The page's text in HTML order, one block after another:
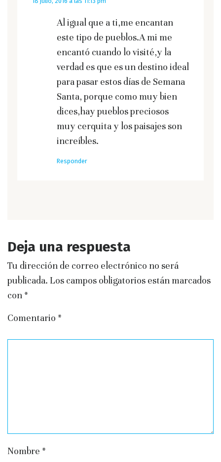
Al igual que a ti,me encantan
este tipo de pueblos.A mi me
encantó cuando lo visité,y la
verdad es que es un destino ideal
para pasar estos días de Semana
Santa, porque como muy bien
dices,hay pueblos preciosos
muy cerquita y los paisajes son
increíbles.
Responder
Deja una respuesta
Tu dirección de correo electrónico no será
publicada. Los campos obligatorios están marcados
con *
Comentario *
Nombre *